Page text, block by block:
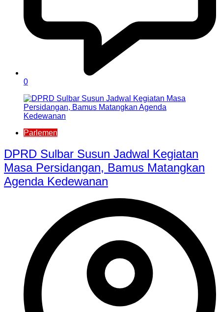
0
Parlemen
DPRD Sulbar Susun Jadwal Kegiatan
Masa Persidangan, Bamus Matangkan
Agenda Kedewanan